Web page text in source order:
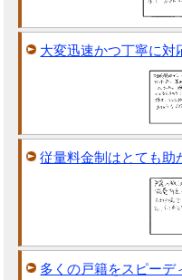
大変迅速かつ丁寧に対
従量料金制はとても助
多くの戸籍をスピーデ